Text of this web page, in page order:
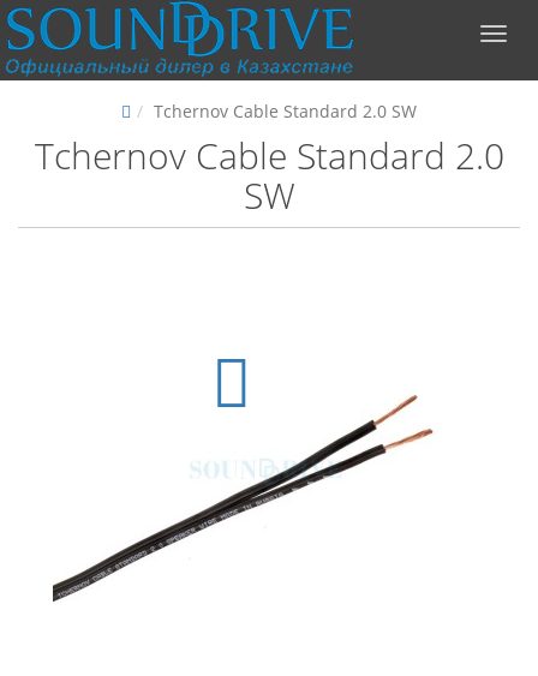
Tchernov Cable Standard 2.0 SW
Tchernov Cable Standard 2.0
SW